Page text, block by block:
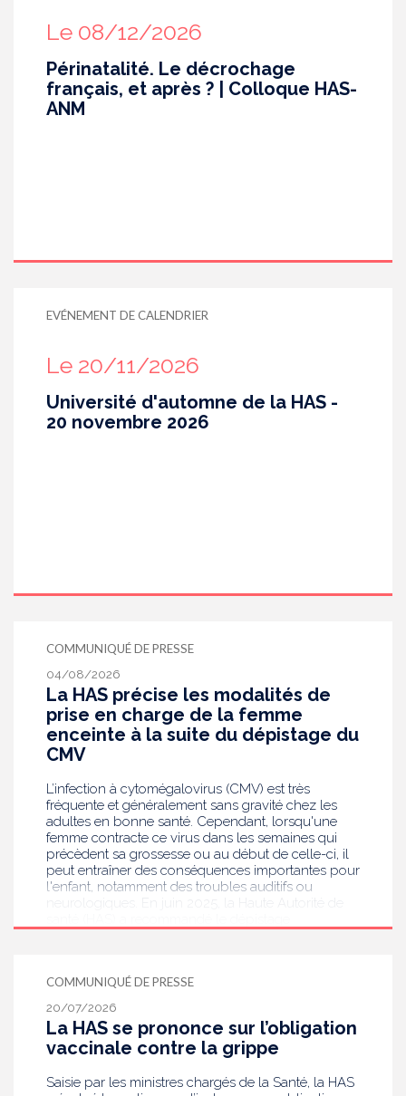
Le 08/12/2026
Périnatalité. Le décrochage
français, et après ? | Colloque HAS-
ANM
EVÉNEMENT DE CALENDRIER
Le 20/11/2026
Université d'automne de la HAS -
20 novembre 2026
COMMUNIQUÉ DE PRESSE
04/08/2026
La HAS précise les modalités de
prise en charge de la femme
enceinte à la suite du dépistage du
CMV
L’infection à cytomégalovirus (CMV) est très
fréquente et généralement sans gravité chez les
adultes en bonne santé. Cependant, lorsqu'une
femme contracte ce virus dans les semaines qui
précèdent sa grossesse ou au début de celle-ci, il
peut entraîner des conséquences importantes pour
l'enfant, notamment des troubles auditifs ou
publie aujourd’hui des recommandations de
bonnes pratiques pour guider les professionnels
de santé dans la prise en charge des femmes
enceintes à la suite de ce dépistage. Objectif :
réduire les risques de transmission au futur bébé.
COMMUNIQUÉ DE PRESSE
20/07/2026
La HAS se prononce sur l’obligation
vaccinale contre la grippe
Saisie par les ministres chargés de la Santé, la HAS